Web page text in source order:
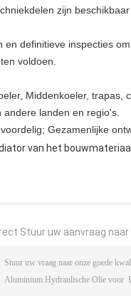
zijn beschikbaar
definitieve inspecties
voldoen.
Middenkoeler, trapas,
andere landen en regio's.
Gezamenlijke
van het bouwmateriaal
Stuur uw aanvraag naar